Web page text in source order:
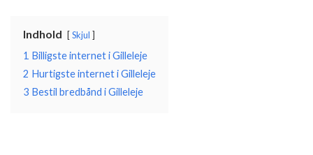
Indhold Skjul
1 Billigste internet i Gilleleje
2 Hurtigste internet i Gilleleje
3 Bestil bredbånd i Gilleleje